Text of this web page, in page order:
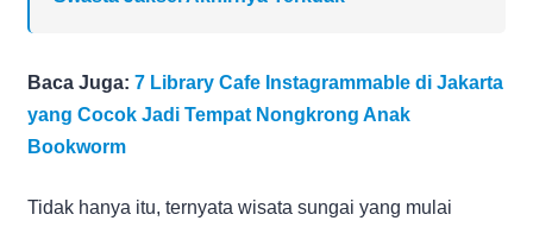
Baca Juga: 7 Library Cafe Instagrammable di Jakarta
yang Cocok Jadi Tempat Nongkrong Anak
Bookworm
Tidak hanya itu, ternyata wisata sungai yang mulai